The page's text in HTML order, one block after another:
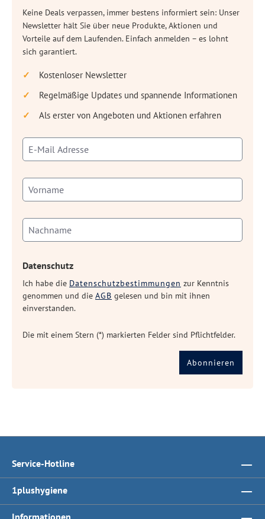
Keine Deals verpassen, immer bestens informiert sein: Unser
Newsletter hält Sie über neue Produkte, Aktionen und
Vorteile auf dem Laufenden. Einfach anmelden – es lohnt
sich garantiert.
Kostenloser Newsletter
Regelmäßige Updates und spannende Informationen
Als erster von Angeboten und Aktionen erfahren
Datenschutz
Ich habe die Datenschutzbestimmungen zur Kenntnis
genommen und die AGB gelesen und bin mit ihnen
einverstanden.
Die mit einem Stern (*) markierten Felder sind Pflichtfelder.
Abonnieren
Service-Hotline
1plushygiene